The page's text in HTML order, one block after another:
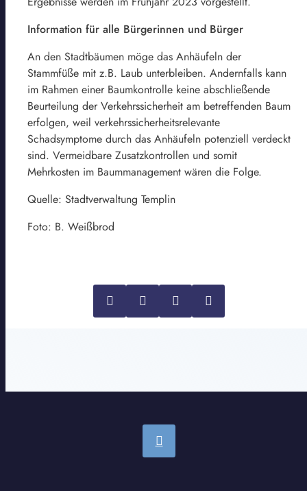
Information für alle Bürgerinnen und Bürger
An den Stadtbäumen möge das Anhäufeln der
Stammfüße mit z.B. Laub unterbleiben. Andernfalls kann
im Rahmen einer Baumkontrolle keine abschließende
Beurteilung der Verkehrssicherheit am betreffenden Baum
erfolgen, weil verkehrssicherheitsrelevante
Schadsymptome durch das Anhäufeln potenziell verdeckt
sind. Vermeidbare Zusatzkontrollen und somit
Mehrkosten im Baummanagement wären die Folge.
Quelle: Stadtverwaltung Templin
Foto: B. Weißbrod